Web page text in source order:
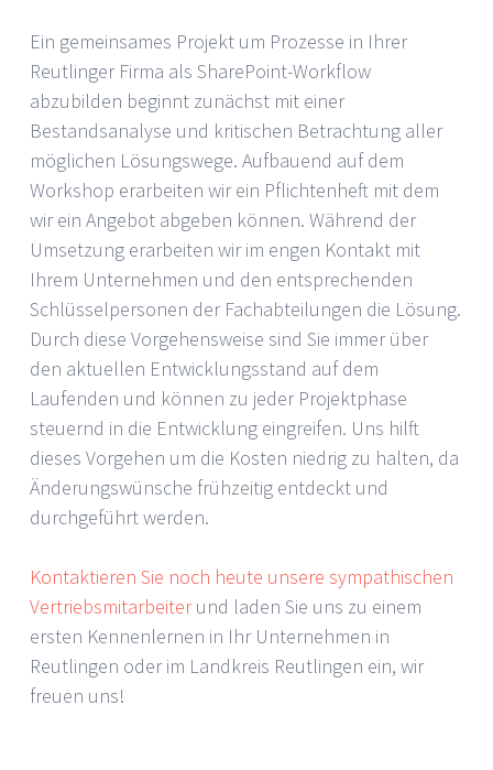
Ein gemeinsames Projekt um Prozesse in Ihrer
Reutlinger Firma als SharePoint-Workflow
abzubilden beginnt zunächst mit einer
Bestandsanalyse und kritischen Betrachtung aller
möglichen Lösungswege. Aufbauend auf dem
Workshop erarbeiten wir ein Pflichtenheft mit dem
wir ein Angebot abgeben können. Während der
Umsetzung erarbeiten wir im engen Kontakt mit
Ihrem Unternehmen und den entsprechenden
Schlüsselpersonen der Fachabteilungen die Lösung.
Durch diese Vorgehensweise sind Sie immer über
den aktuellen Entwicklungsstand auf dem
Laufenden und können zu jeder Projektphase
steuernd in die Entwicklung eingreifen. Uns hilft
dieses Vorgehen um die Kosten niedrig zu halten, da
Änderungswünsche frühzeitig entdeckt und
durchgeführt werden.
Kontaktieren Sie noch heute unsere sympathischen
Vertriebsmitarbeiterund laden Sie uns zu einem
ersten Kennenlernen in Ihr Unternehmen in
Reutlingen oder im Landkreis Reutlingen ein, wir
freuen uns!